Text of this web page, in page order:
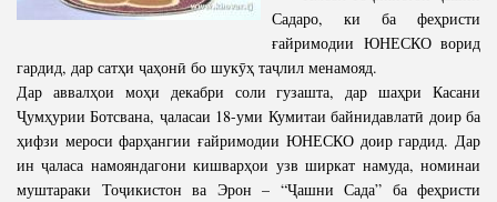
Садаро, ки ба феҳристи
ғайримодии ЮНЕСКО ворид
гардид, дар сатҳи ҷаҳонӣ бо шукӯҳ таҷлил менамояд.
Дар аввалҳои моҳи декабри соли гузашта, дар шаҳри Касани
Ҷумҳурии Ботсвана, ҷаласаи 18-уми Кумитаи байнидавлатӣ доир ба
ҳифзи мероси фарҳангии ғайримодии ЮНЕСКО доир гардид. Дар
ин ҷаласа намояндагони кишварҳои узв ширкат намуда, номинаи
муштараки Тоҷикистон ва Эрон – “Ҷашни Сада” ба феҳристи